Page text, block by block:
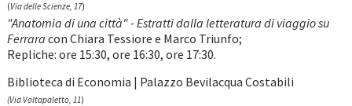
(Via delle Scienze, 17)
"Anatomia di una città" - Estratti dalla letteratura di viaggio su
Ferrara con Chiara Tessiore e Marco Triunfo;
Repliche: ore 15:30, ore 16:30, ore 17:30.
Biblioteca di Economia | Palazzo Bevilacqua Costabili
(Via Voltapaletto, 11)